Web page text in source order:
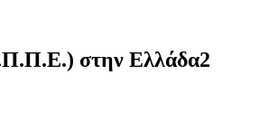
στην Ελλάδα2